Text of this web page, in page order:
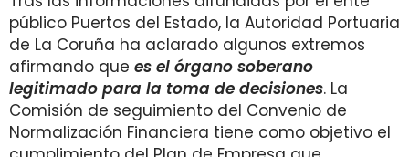
público Puertos del Estado, la Autoridad Portuaria
de La Coruña ha aclarado algunos extremos
afirmando que es el órgano soberano
legitimado para la toma de decisiones. La
Comisión de seguimiento del Convenio de
Normalización Financiera tiene como objetivo el